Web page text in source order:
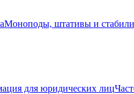
Моноподы, штативы и
для юридических лиц